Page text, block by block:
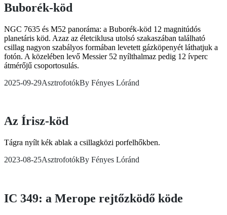
Buborék-köd
NGC 7635 és M52 panoráma: a Buborék-köd 12 magnitúdós
planetáris köd. Azaz az életciklusa utolsó szakaszában található
csillag nagyon szabályos formában levetett gázköpenyét láthatjuk a
fotón. A közelében levő Messier 52 nyílthalmaz pedig 12 ívperc
átmérőjű csoportosulás.
2025-09-29AsztrofotókBy Fényes Lóránd
Az Írisz-köd
Tágra nyílt kék ablak a csillagközi porfelhőkben.
2023-08-25AsztrofotókBy Fényes Lóránd
IC 349: a Merope rejtőzködő köde